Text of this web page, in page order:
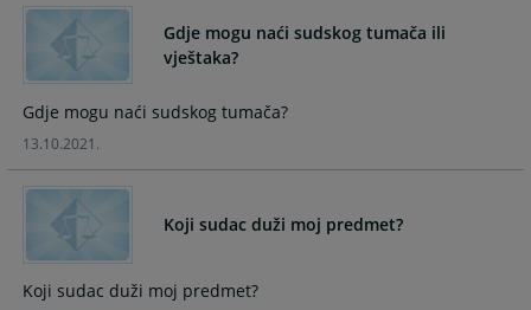
select
date.
Press
the
question
get
the
a
Press
the
to
the
Gdje mogu naći sudskog tumača ili
vještaka?
Gdje mogu naći sudskog tumača?
13.10.2021.
Koji sudac duži moj predmet?
Koji sudac duži moj predmet?